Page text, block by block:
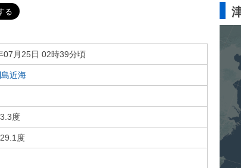
07月25日 02時39分頃
近海
度
度